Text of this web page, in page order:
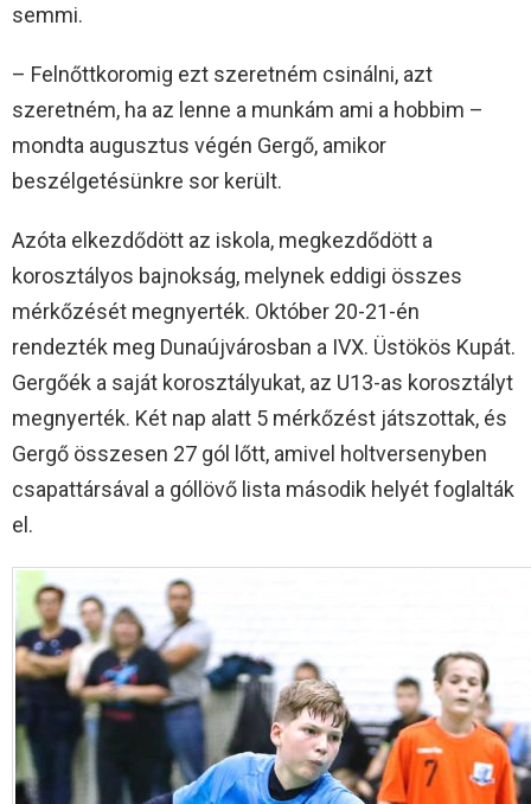
semmi.
– Felnőttkoromig ezt szeretném csinálni, azt
szeretném, ha az lenne a munkám ami a hobbim –
mondta augusztus végén Gergő, amikor
beszélgetésünkre sor került.
Azóta elkezdődött az iskola, megkezdődött a
korosztályos bajnokság, melynek eddigi összes
mérkőzését megnyerték. Október 20-21-én
rendezték meg Dunaújvárosban a IVX. Üstökös Kupát.
Gergőék a saját korosztályukat, az U13-as korosztályt
megnyerték. Két nap alatt 5 mérkőzést játszottak, és
Gergő összesen 27 gól lőtt, amivel holtversenyben
csapattársával a góllövő lista második helyét foglalták
el.